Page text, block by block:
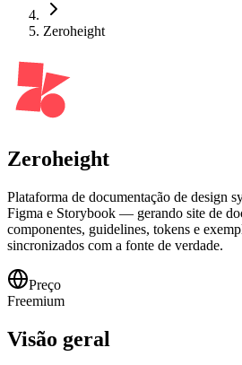
Zeroheight
Zeroheight
Plataforma de documentação de design
Figma e Storybook — gerando site de
componentes, guidelines, tokens e
sincronizados com a fonte de verdade.
Preço
Freemium
Visão geral